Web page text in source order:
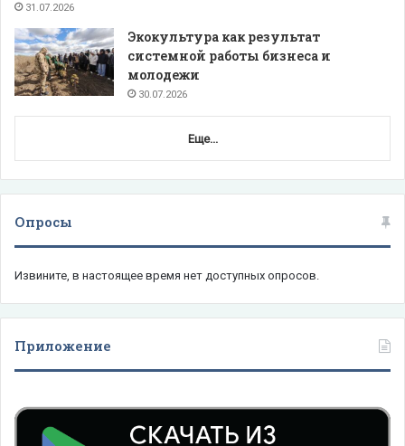
31.07.2026
Экокультура как результат
системной работы бизнеса и
молодежи
30.07.2026
Еще...
Опросы
Извините, в настоящее время нет доступных опросов.
Приложение